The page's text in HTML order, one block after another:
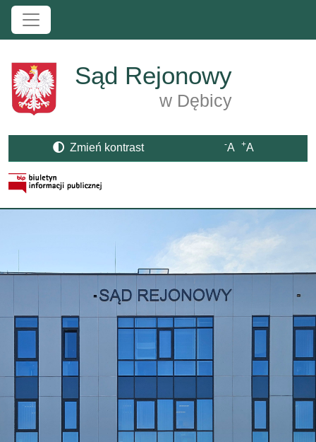
Przejdź do treści
Sąd Rejonowy
w Dębicy
Zmień kontrast -A +A
Strona BIP otwiera się w nowym oknie